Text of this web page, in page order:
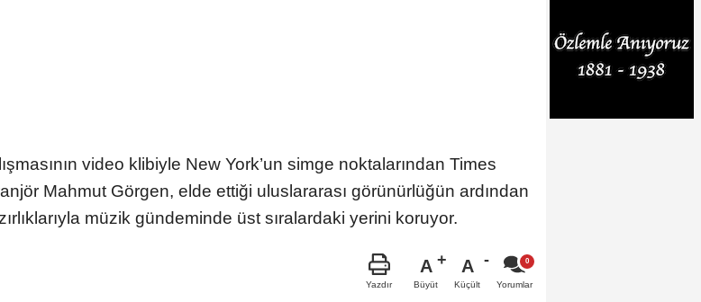
video klibiyle New York’un simge noktalarından Times
Mahmut Görgen, elde ettiği uluslararası görünürlüğün ardından
müzik gündeminde üst sıralardaki yerini koruyor.
Yazdır
A
Büyüt
A
Küçült Yorumlar